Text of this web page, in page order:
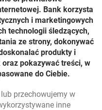
Garmin z serii: Fenix 6,
Saga, Legacy Hero,
MARQ, Vivoactive 3,
Forerunner.
Bank korzysta
i marketingowych
technologii śledzących,
ze strony, dokonywać
produkty i
pokazywać treści, w
do Ciebie.
przechowujemy w
inne